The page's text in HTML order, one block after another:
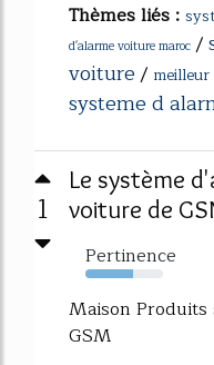
Thèmes liés :
d'alarme voiture maroc /
voiture/
systeme d
1
Le système
voiture de
Pertinence
61%
Maison
GSM